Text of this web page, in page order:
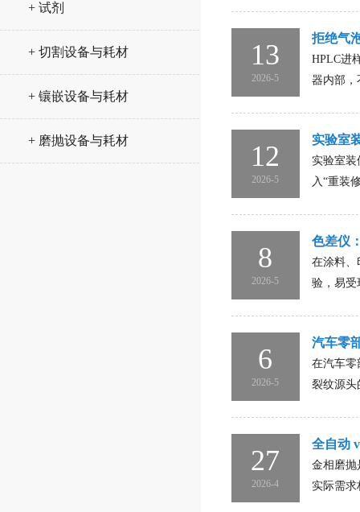
+ 试剂
+ 切割设备与耗材
+ 镶嵌设备与耗材
+ 磨抛设备与耗材
13
2026-5
拒绝气
HPLC进
器内部，
12
2026-5
实验室
实验室
入“重装
8
2026-5
色差仪
在涂料、
验，易受
6
2026-5
汽车零
在汽车零
裂纹源头
27
2026-4
全自动
金相磨抛
实际需